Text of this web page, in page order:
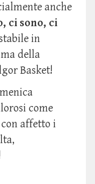
anche
ci sono, ci
in
della
Basket!
come
con affetto i